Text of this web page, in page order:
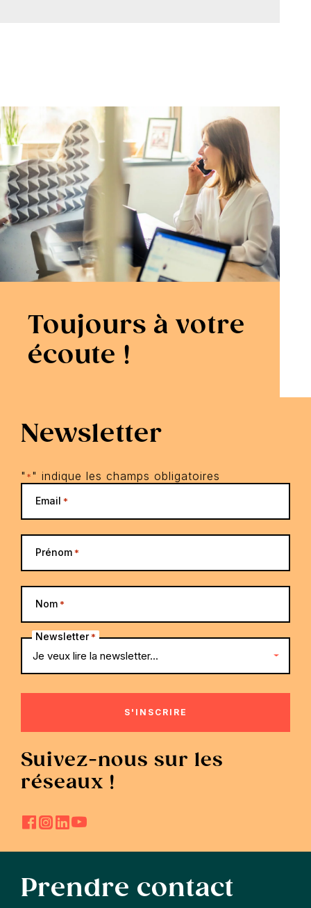
Toujours à votre
écoute !
Newsletter
" *" indique les champs obligatoires
Email *
Prénom *
Nom *
Newsletter *
Suivez-nous sur les
réseaux !
Prendre contact